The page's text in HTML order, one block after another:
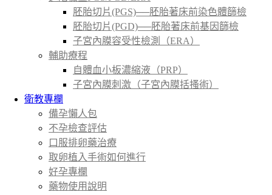
胚胎切片(PGS)──胚胎著床前染色體篩檢
胚胎切片(PGD)──胚胎著床前基因篩檢
子宮內膜容受性檢測（ERA）
輔助療程
自體血小板濃縮液（PRP）
子宮內膜刺激（子宮內膜括搔術）
衛教專欄
備孕懶人包
不孕檢查評估
口服排卵藥治療
取卵植入手術如何進行
好孕專欄
藥物使用說明